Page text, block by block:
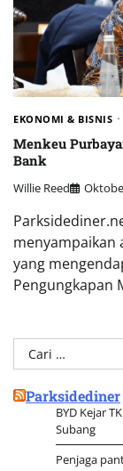
EKONOMI & BISNIS
Menkeu
Bank
Willie Reed
menyampaikan
yang
Pengungkapan
Cari
untuk:
Parksidediner
BYD Kejar
Subang
Penjaga